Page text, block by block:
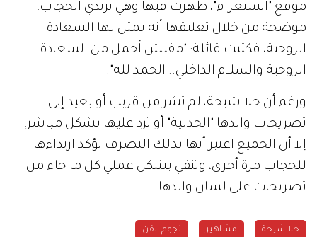
موقع "انستغرام"، ظهرت فيها وهي ترتدي الحجاب،
موضحة من خلال تعليقها أنه يمثل لها السعادة
الروحية، فكتبت قائلة: "مفيش أجمل من السعادة
الروحية والسلام الداخلي.. الحمد لله".
ورغم أن حلا شيحة، لم تشر من قريب أو بعيد إلى
تصريحات والدها "الجدلية" أو ترد عليها بشكل مباشر،
إلا أن الجميع اعتبر أنها بذلك التصرف تؤكد ارتداءها
للحجاب مرة أخرى، وتنفي بشكل عملي كل ما جاء من
تصريحات على لسان والدها.
حلا شيحة مشاهير نجوم الفن